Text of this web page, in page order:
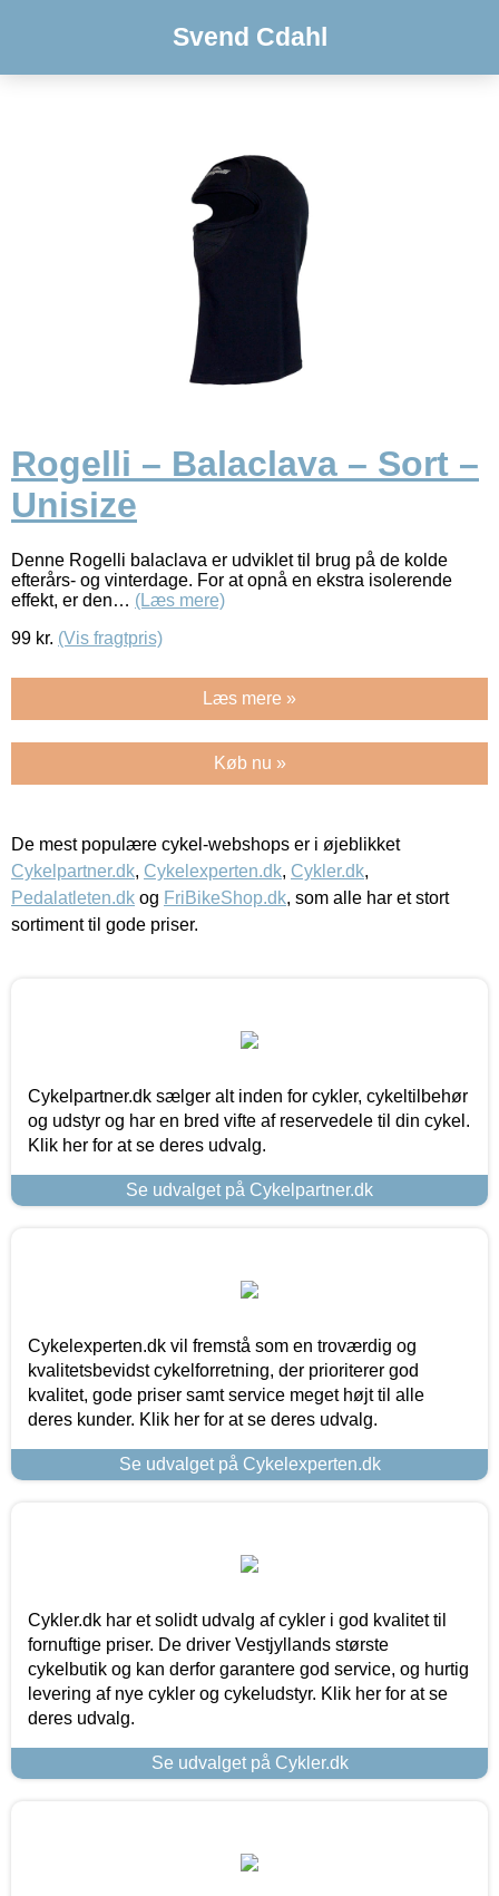
Svend Cdahl
Rogelli – Balaclava – Sort –
Unisize
Denne Rogelli balaclava er udviklet til brug på de kolde
efterårs- og vinterdage. For at opnå en ekstra isolerende
effekt, er den… (Læs mere)
99 kr. (Vis fragtpris)
Læs mere »
Køb nu »
De mest populære cykel-webshops er i øjeblikket
Cykelpartner.dk, Cykelexperten.dk, Cykler.dk,
Pedalatleten.dk og FriBikeShop.dk, som alle har et stort
sortiment til gode priser.
Cykelpartner.dk sælger alt inden for cykler, cykeltilbehør
og udstyr og har en bred vifte af reservedele til din cykel.
Klik her for at se deres udvalg.
Se udvalget på Cykelpartner.dk
Cykelexperten.dk vil fremstå som en troværdig og
kvalitetsbevidst cykelforretning, der prioriterer god
kvalitet, gode priser samt service meget højt til alle
deres kunder. Klik her for at se deres udvalg.
Se udvalget på Cykelexperten.dk
Cykler.dk har et solidt udvalg af cykler i god kvalitet til
fornuftige priser. De driver Vestjyllands største
cykelbutik og kan derfor garantere god service, og hurtig
levering af nye cykler og cykeludstyr. Klik her for at se
deres udvalg.
Se udvalget på Cykler.dk